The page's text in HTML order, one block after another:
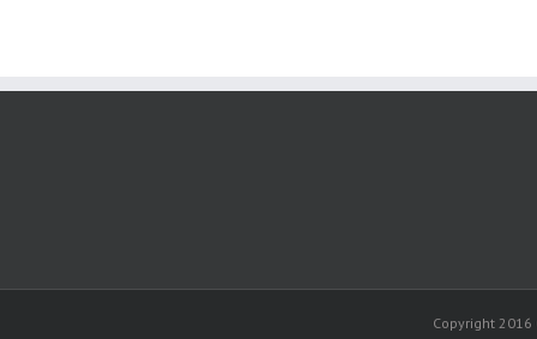
Copyright 2016